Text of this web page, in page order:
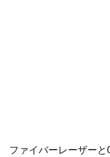
ファイバーレーザー